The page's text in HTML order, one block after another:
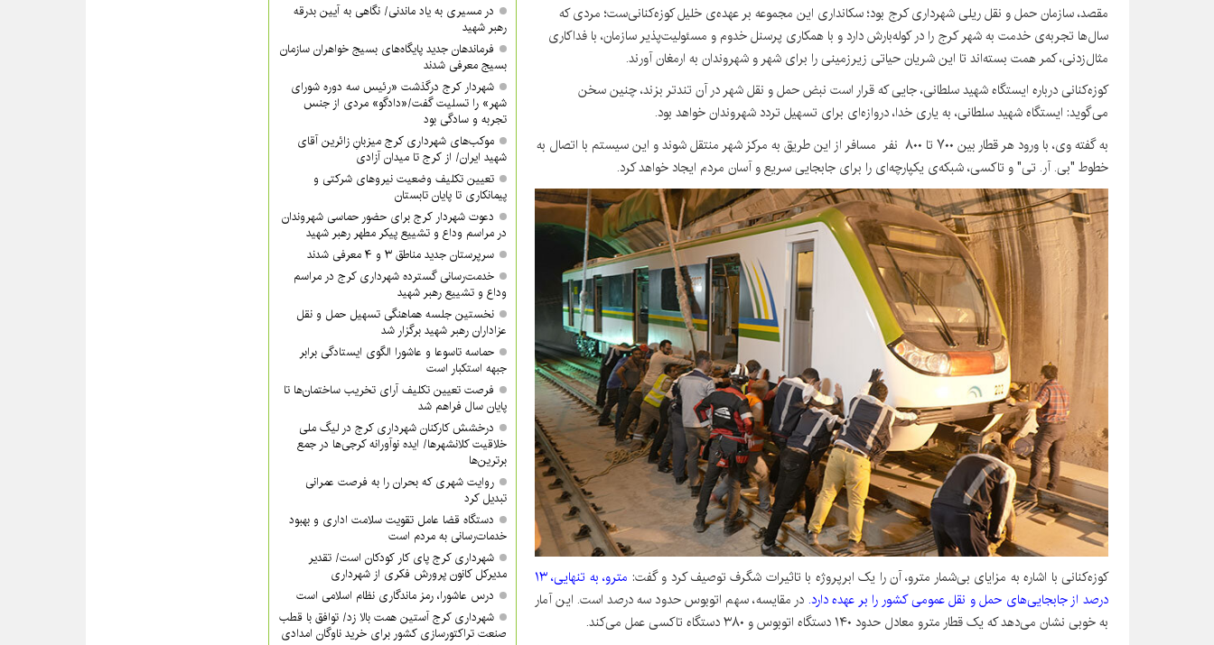
مقصد، سازمان حمل و نقل ریلی شهرداری کرج بود؛ سکانداری این مجموعه بر عهده‌ی خلیل کوزه‌کنانی‌ست؛ مردی‌ که
سال‌ها تجربه‌ی خدمت به شهر کرج را در کوله‌بارش دارد و با همکاری پرسنل خدوم و مسئولیت‌پذیر سازمان، با فداکاری
مثال‌زدنی، کمر همت بسته‌اند تا این شریان حیاتی زیرزمینی را برای شهر و شهروندان به ارمغان آورند.
کوزه‌کنانی درباره ایستگاه شهید سلطانی، جایی که قرار است نبض حمل و نقل شهر در آن تندتر بزند، چنین سخن
می‌گوید: ایستگاه شهید سلطانی، به یاری خدا، دروازه‌ای برای تسهیل تردد شهروندان خواهد بود.
به گفته وی، با ورود هر قطار بین ۷۰۰ تا ۸۰۰ نفر مسافر از این طریق به مرکز شهر منتقل شوند و این سیستم با اتصال به
خطوط "بی. آر. تی" و تاکسی، شبکه‌ی یکپارچه‌ای را برای جابجایی سریع و آسان مردم ایجاد خواهد کرد.
کوزه‌کنانی با اشاره به مزایای بی‌شمار مترو، آن را یک ابرپروژه با تاثیرات شگرف توصیف کرد و گفت:
مترو، به تنهایی، ۱۳
درصد از جابجایی‌های حمل و نقل عمومی کشور را بر عهده دارد. در مقایسه، سهم اتوبوس حدود سه درصد است. این آمار
به خوبی نشان می‌دهد که یک قطار مترو معادل حدود ۱۴۰ دستگاه اتوبوس و ۳۸۰ دستگاه تاکسی عمل می‌کند.
در مسیری به یاد ماندنی/ نگاهی به آیین بدرقه
رهبر شهید
فرماندهان جدید پایگاه‌های بسیج خواهران سازمان
بسیج معرفی شدند
شهردار کرج درگذشت «رئیس سه دوره شورای
شهر» را تسلیت گفت/«دادگو» مردی از جنس
تجربه و سادگی بود
موکب‌های شهرداری کرج میزبانِ زائرین آقای
شهید ایران/ از کرج تا میدان آزادی
تعیین تکلیف وضعیت نیروهای شرکتی و
پیمانکاری تا پایان تابستان
دعوت شهردار کرج برای حضور حماسی شهروندان
در مراسم وداع و تشییع پیکر مطهر رهبر شهید
سرپرستان جدید مناطق ۳ و ۴ معرفی شدند
خدمت‌رسانی گسترده شهرداری کرج در مراسم
وداع و تشییع رهبر شهید
نخستین جلسه هماهنگی تسهیل حمل و نقل
عزاداران رهبر شهید برگزار شد
حماسه تاسوعا و عاشورا الگوی ایستادگی برابر
جبهه استکبار است
فرصت تعیین تکلیف آرای تخریب ساختمان‌ها تا
پایان سال فراهم شد
درخشش کارکنان شهرداری کرج در لیگ ملی
خلاقیت کلانشهرها/ ایده نوآورانه کرجی‌ها در جمع
برترین‌ها
روایت شهری که بحران را به فرصت عمرانی
تبدیل کرد
دستگاه قضا عامل تقویت سلامت اداری و بهبود
خدمات‌رسانی به مردم است
شهرداری کرج پای کار کودکان است/ تقدیر
مدیرکل کانون پرورش فکری از شهرداری
درس عاشورا، رمز ماندگاری نظام اسلامی است
شهرداری کرج آستین همت بالا زد/ توافق با قطب
صنعت تراکتورسازی کشور برای خرید ناوگان امدادی